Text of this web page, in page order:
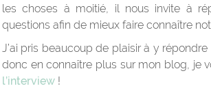
les choses à moitié, il nous invite à
questions afin de mieux faire connaître
J’ai pris beaucoup de plaisir à y
donc en connaître plus sur mon blog, je
l’interview !